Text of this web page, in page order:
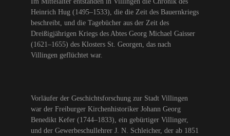
Heinrich Hug (1495–1533), die die Zeit des Bauernkriegs
beschreibt, und die Tagebücher aus der Zeit des
Dreißigjährigen Kriegs des Abtes Georg Michael Gaisser
(1621–1655) des Klosters St. Georgen, das nach
Villingen geflüchtet war.
Vorläufer der Geschichtsforschung zur Stadt Villingen
war der Freiburger Kirchenhistoriker Johann Georg
Benedikt Kefer (1744–1833), ein gebürtiger Villinger,
und der Gewerbeschullehrer J. N. Schleicher, der ab 1851